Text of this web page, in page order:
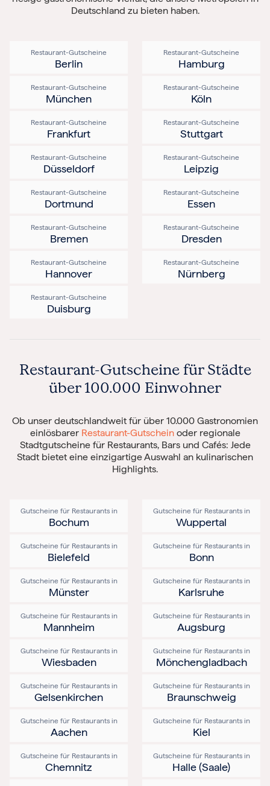
Berlin
Geschmackvoll und maximal flexibel!
Einlösbar für alle 10.000 Partner und 3 Jahre gültig
Das ideale Geschenk für alle Anlässe
Deutschland zu bieten haben.
Restaurant-Gutscheine
Berlin
Restaurant-Gutscheine
Hamburg
Restaurant-Gutscheine
München
Restaurant-Gutscheine
Köln
Restaurant-Gutscheine
Frankfurt
Restaurant-Gutscheine
Stuttgart
Restaurant-Gutscheine
Düsseldorf
Restaurant-Gutscheine
Leipzig
Restaurant-Gutscheine
Dortmund
Restaurant-Gutscheine
Essen
Restaurant-Gutscheine
Bremen
Restaurant-Gutscheine
Dresden
Restaurant-Gutscheine
Hannover
Restaurant-Gutscheine
Nürnberg
Restaurant-Gutscheine
Duisburg
Restaurant-Gutscheine für Städte
über 100.000 Einwohner
Ob unser deutschlandweit für über 10.000 Gastronomien
einlösbarer Restaurant-Gutscheinoder regionale
Stadtgutscheine für Restaurants, Bars und Cafés: Jede
Stadt bietet eine einzigartige Auswahl an kulinarischen
Highlights.
Gutscheine für Restaurants in
Bochum
Gutscheine für Restaurants in
Wuppertal
Gutscheine für Restaurants in
Bielefeld
Gutscheine für Restaurants in
Bonn
Gutscheine für Restaurants in
Münster
Gutscheine für Restaurants in
Karlsruhe
Gutscheine für Restaurants in
Mannheim
Gutscheine für Restaurants in
Augsburg
Gutscheine für Restaurants in
Wiesbaden
Gutscheine für Restaurants in
Mönchengladbach
Gutscheine für Restaurants in
Gelsenkirchen
Gutscheine für Restaurants in
Braunschweig
Gutscheine für Restaurants in
Aachen
Gutscheine für Restaurants in
Kiel
Gutscheine für Restaurants in
Chemnitz
Gutscheine für Restaurants in
Halle (Saale)